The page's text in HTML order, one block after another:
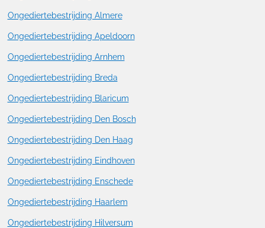
Ongediertebestrijding Almere
Ongediertebestrijding Apeldoorn
Ongediertebestrijding Arnhem
Ongediertebestrijding Breda
Ongediertebestrijding Blaricum
Ongediertebestrijding Den Bosch
Ongediertebestrijding Den Haag
Ongediertebestrijding Eindhoven
Ongediertebestrijding Enschede
Ongediertebestrijding Haarlem
Ongediertebestrijding Hilversum